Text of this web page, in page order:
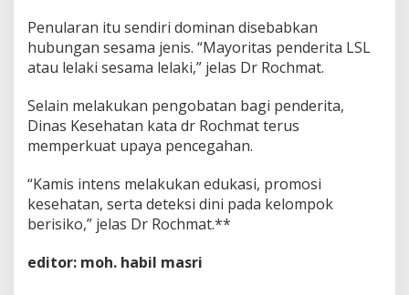
Penularan itu sendiri dominan disebabkan
hubungan sesama jenis. “Mayoritas penderita LSL
atau lelaki sesama lelaki,” jelas Dr Rochmat.
Selain melakukan pengobatan bagi penderita,
Dinas Kesehatan kata dr Rochmat terus
memperkuat upaya pencegahan.
“Kamis intens melakukan edukasi, promosi
kesehatan, serta deteksi dini pada kelompok
berisiko,” jelas Dr Rochmat.**
editor: moh. habil masri